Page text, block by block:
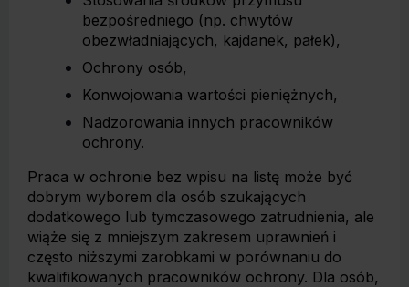
bezpośredniego (np. chwytów
obezwładniających, kajdanek, pałek),
Ochrony osób,
Konwojowania wartości pieniężnych,
Nadzorowania innych pracowników
ochrony.
Praca w ochronie bez wpisu na listę może być
dobrym wyborem dla osób szukających
dodatkowego lub tymczasowego zatrudnienia, ale
wiąże się z mniejszym zakresem uprawnień i
często niższymi zarobkami w porównaniu do
kwalifikowanych pracowników ochrony. Dla osób,